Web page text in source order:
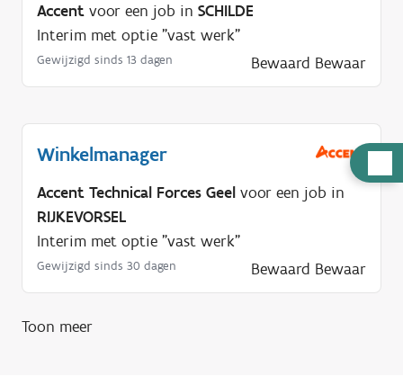
u
Accent voor een job in SCHILDE
Interim met optie "vast werk"
Gewijzigd sinds 13 dagen Bewaard Bewaar
Winkelmanager
Accent Technical Forces Geel voor een job in
RIJKEVORSEL
Interim met optie "vast werk"
Gewijzigd sinds 30 dagen Bewaard Bewaar
Toon meer